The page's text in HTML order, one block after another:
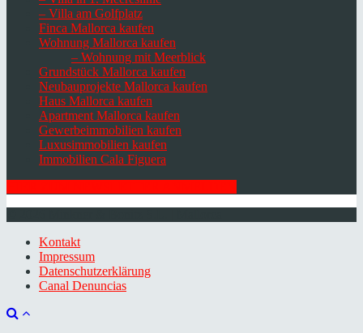
– Villa am Golfplatz
Finca Mallorca kaufen
Wohnung Mallorca kaufen
– Wohnung mit Meerblick
Grundstück Mallorca kaufen
Neubauprojekte Mallorca kaufen
Haus Mallorca kaufen
Apartment Mallorca kaufen
Gewerbeimmobilien kaufen
Luxusimmobilien kaufen
Immobilien Cala Figuera
Kontakt
Impressum
Datenschutzerklärung
Canal Denuncias